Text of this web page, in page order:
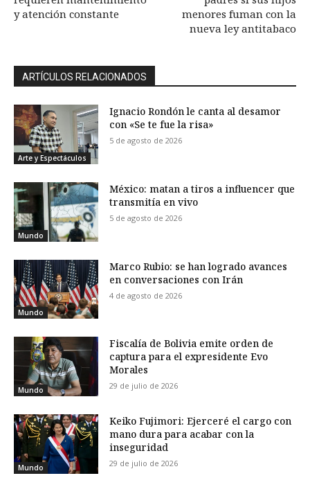
y atención constante
menores fuman con la
nueva ley antitabaco
ARTÍCULOS RELACIONADOS
Arte y Espectáculos
Ignacio Rondón le canta al desamor
con «Se te fue la risa»
5 de agosto de 2026
Mundo
México: matan a tiros a influencer que
transmitía en vivo
5 de agosto de 2026
Mundo
Marco Rubio: se han logrado avances
en conversaciones con Irán
4 de agosto de 2026
Mundo
Fiscalía de Bolivia emite orden de
captura para el expresidente Evo
Morales
29 de julio de 2026
Mundo
Keiko Fujimori: Ejerceré el cargo con
mano dura para acabar con la
inseguridad
29 de julio de 2026